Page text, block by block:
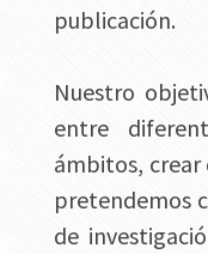
publicación.
Nuestro
entre
ámbitos, crear
pretendemos
de